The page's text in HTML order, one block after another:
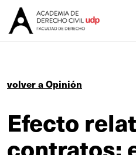
volver a Opinión
Efecto
contratos: